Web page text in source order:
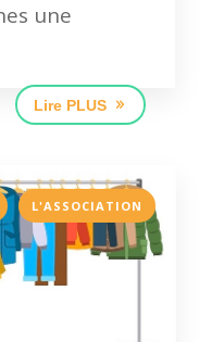
une
Lire PLUS
, L'ASSOCIATION